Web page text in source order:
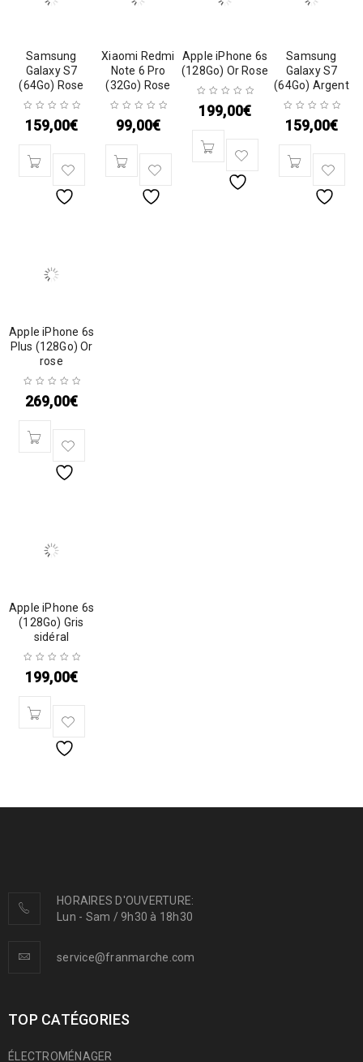
Samsung
Galaxy S7
(64Go) Rose
159,00€
Xiaomi Redmi
Note 6 Pro
(32Go) Rose
99,00€
Apple iPhone 6s
(128Go) Or Rose
199,00€
Samsung
Galaxy S7
(64Go) Argent
159,00€
Apple iPhone 6s
Plus (128Go) Or
rose
269,00€
Apple iPhone 6s
(128Go) Gris
sidéral
199,00€
HORAIRES D'OUVERTURE:
Lun - Sam / 9h30 à 18h30
service@franmarche.com
TOP CATÉGORIES
ÉLECTROMÉNAGER